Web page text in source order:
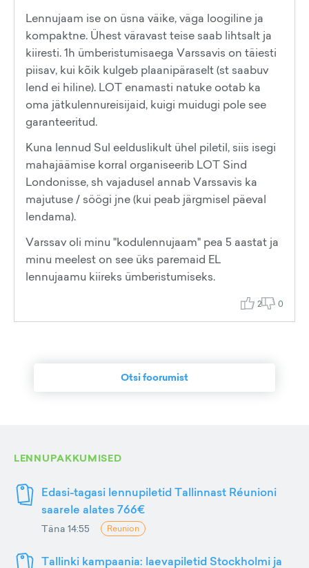
Lennujaam ise on üsna väike, väga loogiline ja
kompaktne. Ühest väravast teise saab lihtsalt ja
kiiresti. 1h ümberistumisaega Varssavis on täiesti
piisav, kui kõik kulgeb plaanipäraselt (st saabuv
lend ei hiline). LOT enamasti natuke ootab ka
oma jätkulennureisijaid, kuigi muidugi pole see
garanteeritud.
Kuna lennud Sul eelduslikult ühel piletil, siis isegi
mahajäämise korral organiseerib LOT Sind
Londonisse, sh vajadusel annab Varssavis ka
majutuse / söögi jne (kui peab järgmisel päeval
lendama).
Varssav oli minu "kodulennujaam" pea 5 aastat ja
minu meelest on see üks paremaid EL
lennujaamu kiireks ümberistumiseks.
2 0
Otsi foorumist
LENNUPAKKUMISED
Edasi-tagasi lennupiletid Tallinnast Réunioni
saarele alates 766€
Täna 14:55 Reunion
Tallinki kampaania: laevapiletid Stockholmi ja